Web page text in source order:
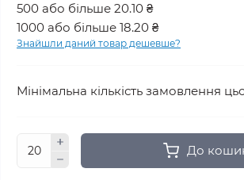
500 або більше 20.10 ₴
1000 або більше 18.20 ₴
Знайшли даний товар дешевше?
Мінімальна кількість замовлення
До